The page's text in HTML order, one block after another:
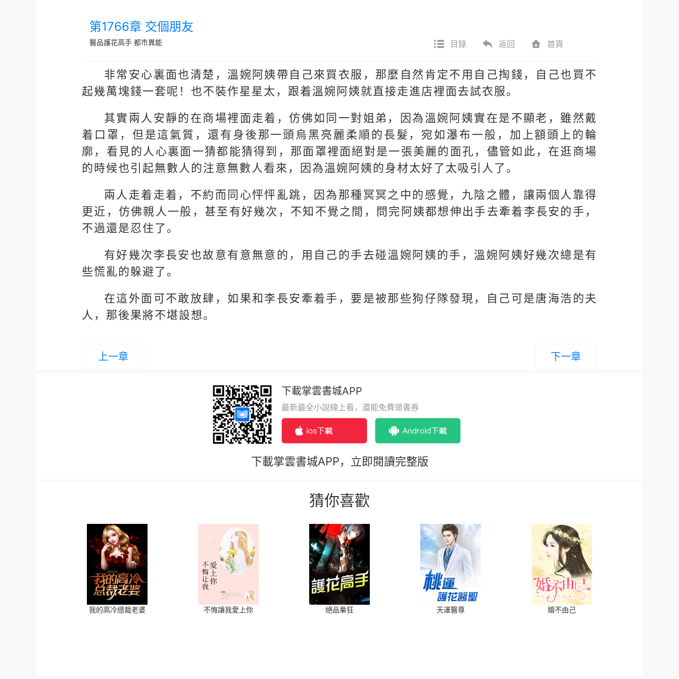
第1766章 交個朋友
醫品護花高手 都市異能 目錄 返回 首頁
非常安心裏面也清楚，溫婉阿姨帶自己來買衣服，那麼自然肯定不用自己掏錢，自己也買不
起幾萬塊錢一套呢！也不裝作星星太，跟着溫婉阿姨就直接走進店裡面去試衣服。
其實兩人安靜的在商場裡面走着，仿佛如同一對姐弟，因為溫婉阿姨實在是不顯老，雖然戴
着口罩，但是這氣質，還有身後那一頭烏黑亮麗柔順的長髮，宛如瀑布一般，加上額頭上的輪
廓，看見的人心裏面一猜都能猜得到，那面罩裡面絕對是一張美麗的面孔，儘管如此，在逛商場
的時候也引起無數人的注意無數人看來，因為溫婉阿姨的身材太好了太吸引人了。
兩人走着走着，不約而同心怦怦亂跳，因為那種冥冥之中的感覺，九陰之體，讓兩個人靠得
更近，仿佛親人一般，甚至有好幾次，不知不覺之間，問完阿姨都想伸出手去牽着李長安的手，
不過還是忍住了。
有好幾次李長安也故意有意無意的，用自己的手去碰溫婉阿姨的手，溫婉阿姨好幾次總是有
些慌亂的躲避了。
在這外面可不敢放肆，如果和李長安牽着手，要是被那些狗仔隊發現，自己可是唐海浩的夫
人，那後果將不堪設想。
上一章 下一章
下載掌雲書城APP
最新最全小說線上看，還能免費領書券
下載掌雲書城APP，立即閱讀完整版
猜你喜歡
我的高冷總裁老婆 不悔讓我愛上你 絕品梟狂 天運醫尊 婚不由己